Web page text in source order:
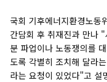
국회 기후에너지환경노동
간담회 후 취재진과 만나
분 파업이나 노동쟁의를
도록 각별히 조치해 달라
라는 요청이 있었다"고 설